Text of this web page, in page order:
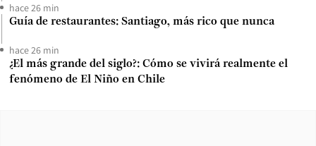
hace 26 min
Guía de restaurantes: Santiago, más rico que nunca
hace 26 min
¿El más grande del siglo?: Cómo se vivirá realmente el
fenómeno de El Niño en Chile